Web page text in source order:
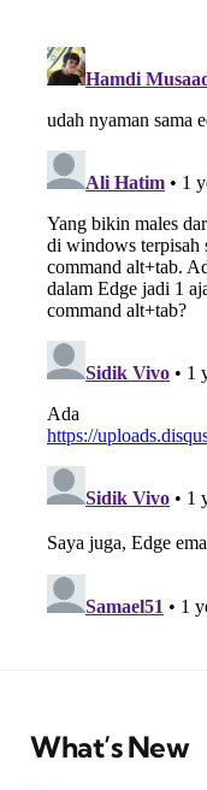
What’s New